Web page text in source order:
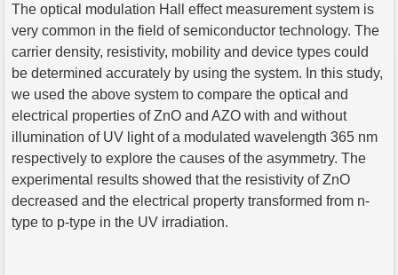
The optical modulation Hall effect measurement system is
very common in the field of semiconductor technology. The
carrier density, resistivity, mobility and device types could
be determined accurately by using the system. In this study,
we used the above system to compare the optical and
electrical properties of ZnO and AZO with and without
illumination of UV light of a modulated wavelength 365 nm
respectively to explore the causes of the asymmetry. The
experimental results showed that the resistivity of ZnO
decreased and the electrical property transformed from n-
type to p-type in the UV irradiation.